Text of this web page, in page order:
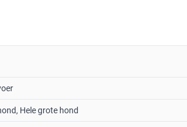
Hele grote hond